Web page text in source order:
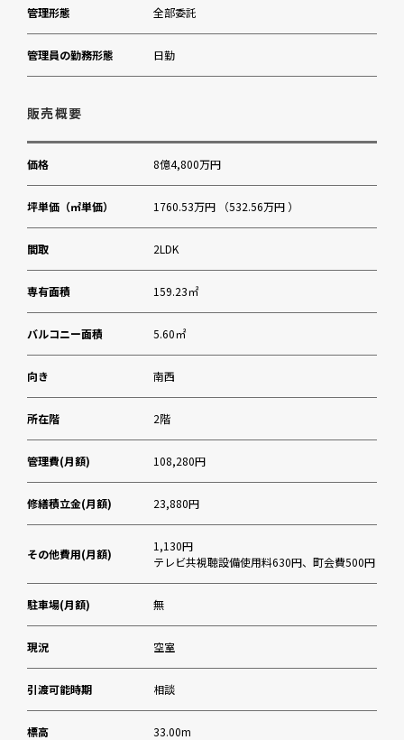
管理形態 全部委託
管理員の勤務形態 日勤
販売概要
価格 8億4,800万円
坪単価（㎡単価） 1760.53万円 （532.56万円 ）
間取 2LDK
専有面積 159.23㎡
バルコニー面積 5.60㎡
向き 南西
所在階 2階
管理費(月額) 108,280円
修繕積立金(月額) 23,880円
その他費用(月額)
1,130円
テレビ共視聴設備使用料630円、町会費500円
駐車場(月額) 無
現況 空室
引渡可能時期 相談
標高 33.00m